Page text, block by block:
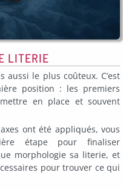
LITERIE
aussi le plus coûteux. C’est
position : les premiers
en place et souvent
ont été appliqués, vous
étape pour finaliser
morphologie sa literie, et
pour trouver ce qui